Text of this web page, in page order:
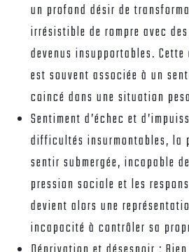
un profond désir de
irrésistible de rompre avec
devenus insupportables.
est souvent associée à un
coincé dans une situation
Sentiment d’échec et
difficultés insurmontables, la
sentir submergée, incapable
pression sociale et les
devient alors une
incapacité à contrôler sa